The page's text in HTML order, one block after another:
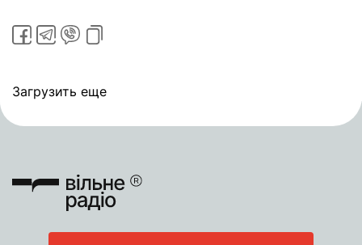
Загрузить еще